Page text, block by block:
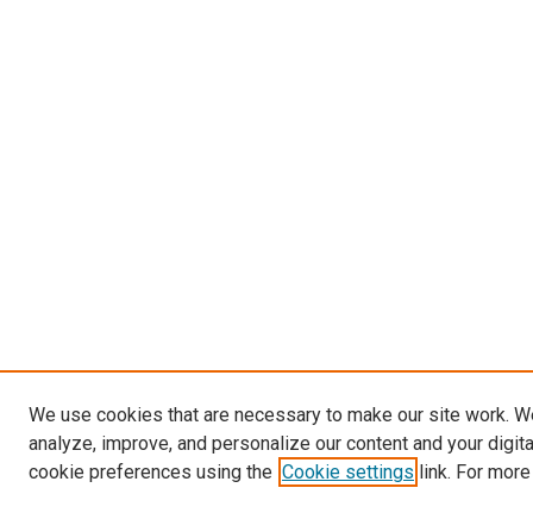
We use cookies that are necessary to make our site work.
analyze, improve, and personalize our content and your
cookie preferences using the Cookie settings link. For